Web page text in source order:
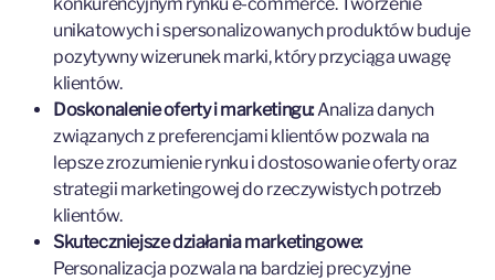
unikatowych i spersonalizowanych produktów buduje
pozytywny wizerunek marki, który przyciąga uwagę
klientów.
Doskonalenie oferty i marketingu:Analiza danych
związanych z preferencjami klientów pozwala na
lepsze zrozumienie rynku i dostosowanie oferty oraz
strategii marketingowej do rzeczywistych potrzeb
klientów.
Skuteczniejsze działania marketingowe:
Personalizacja pozwala na bardziej precyzyjne